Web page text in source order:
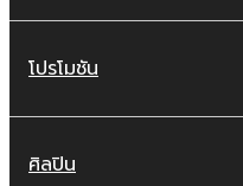
โปรโมชัน
ศิลปิน